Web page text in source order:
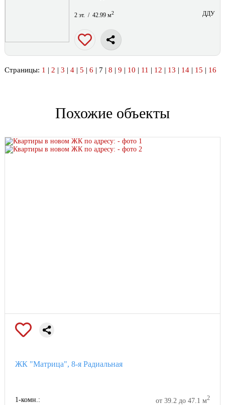
2 эт. / 42.99 м2 ДДУ
Страницы: 1 | 2 | 3 | 4| 5 | 6 | 7 | 8 | 9 | 10 | 11 | 12 | 13 | 14| 15 | 16
Похожие объекты
ЖК "Матрица", 8-я Радиальная
1-комн.: от 39.2 до 47.1 м2